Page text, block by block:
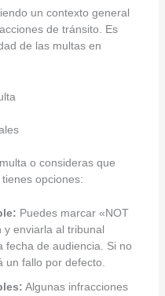
un contexto general
de tránsito. Es
de las multas en
o consideras que
opciones:
Puedes marcar «NOT
y enviarla al tribunal
fecha de audiencia. Si no
un fallo por defecto.
Algunas infracciones